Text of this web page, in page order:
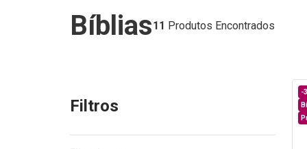
Bíblias11 Produtos Encontrados
Filtros
-